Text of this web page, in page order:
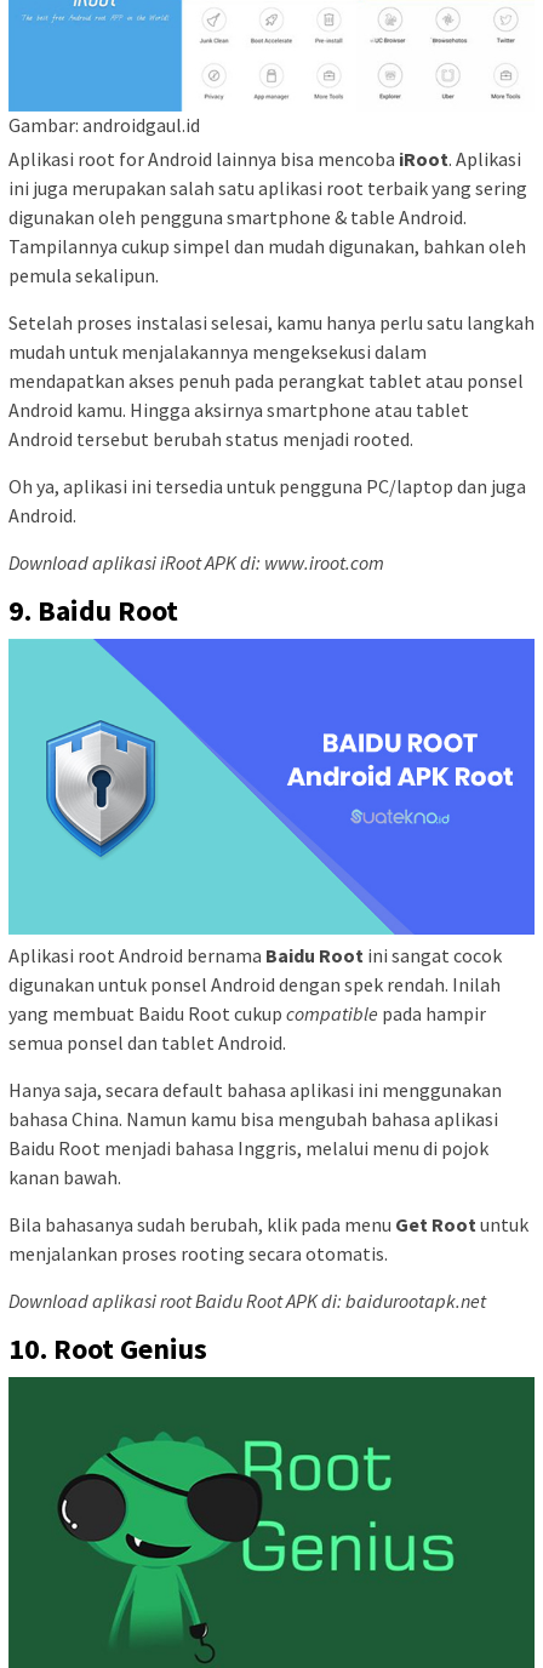
Gambar: androidgaul.id
Aplikasi root for Android lainnya bisa mencoba iRoot. Aplikasi
ini juga merupakan salah satu aplikasi root terbaik yang sering
digunakan oleh pengguna smartphone & table Android.
Tampilannya cukup simpel dan mudah digunakan, bahkan oleh
pemula sekalipun.
Setelah proses instalasi selesai, kamu hanya perlu satu langkah
mudah untuk menjalakannya mengeksekusi dalam
mendapatkan akses penuh pada perangkat tablet atau ponsel
Android kamu. Hingga aksirnya smartphone atau tablet
Android tersebut berubah status menjadi rooted.
Oh ya, aplikasi ini tersedia untuk pengguna PC/laptop dan juga
Android.
Download aplikasi iRoot APK di: www.iroot.com
9. Baidu Root
Aplikasi root Android bernama Baidu Root ini sangat cocok
digunakan untuk ponsel Android dengan spek rendah. Inilah
yang membuat Baidu Root cukup compatible pada hampir
semua ponsel dan tablet Android.
Hanya saja, secara default bahasa aplikasi ini menggunakan
bahasa China. Namun kamu bisa mengubah bahasa aplikasi
Baidu Root menjadi bahasa Inggris, melalui menu di pojok
kanan bawah.
Bila bahasanya sudah berubah, klik pada menu Get Root untuk
menjalankan proses rooting secara otomatis.
Download aplikasi root Baidu Root APK di: baidurootapk.net
10. Root Genius